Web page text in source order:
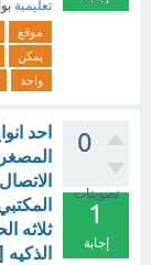
تعليمية
موقع
يمكن
واحد
0
تصويتات
1
إجابة
احد
ثلاثه